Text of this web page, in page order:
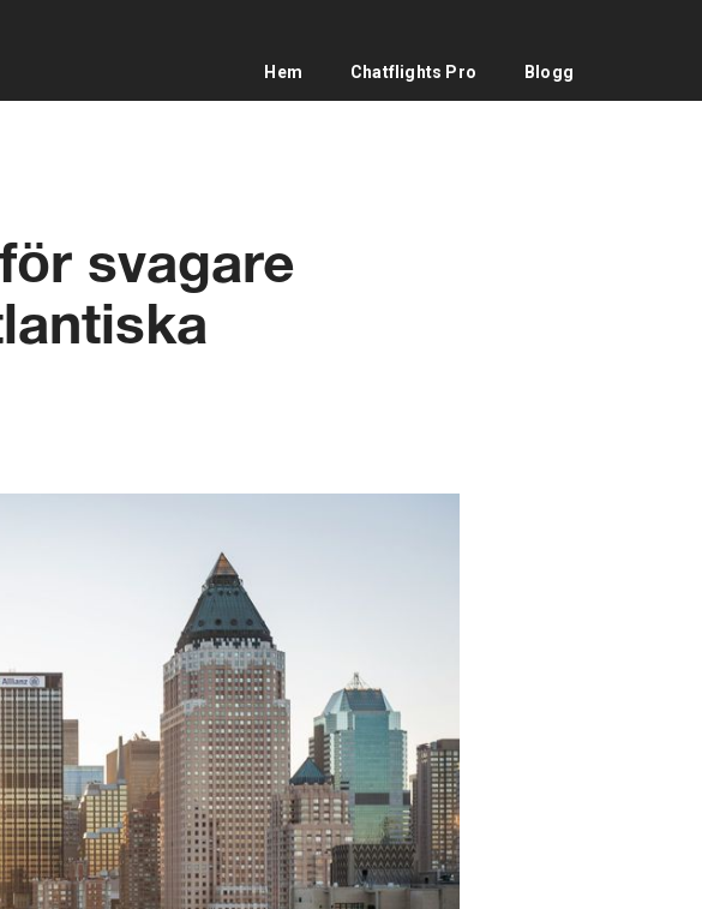
Hem Chatflights Pro Blogg
svagare